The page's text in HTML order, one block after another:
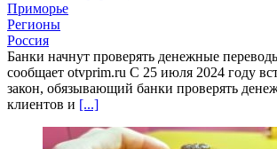
Приморье
Регионы
Россия
Банки начнут проверять денежные
сообщает otvprim.ru С 25 июля 2024 году
закон, обязывающий банки проверять
клиентов и [...]